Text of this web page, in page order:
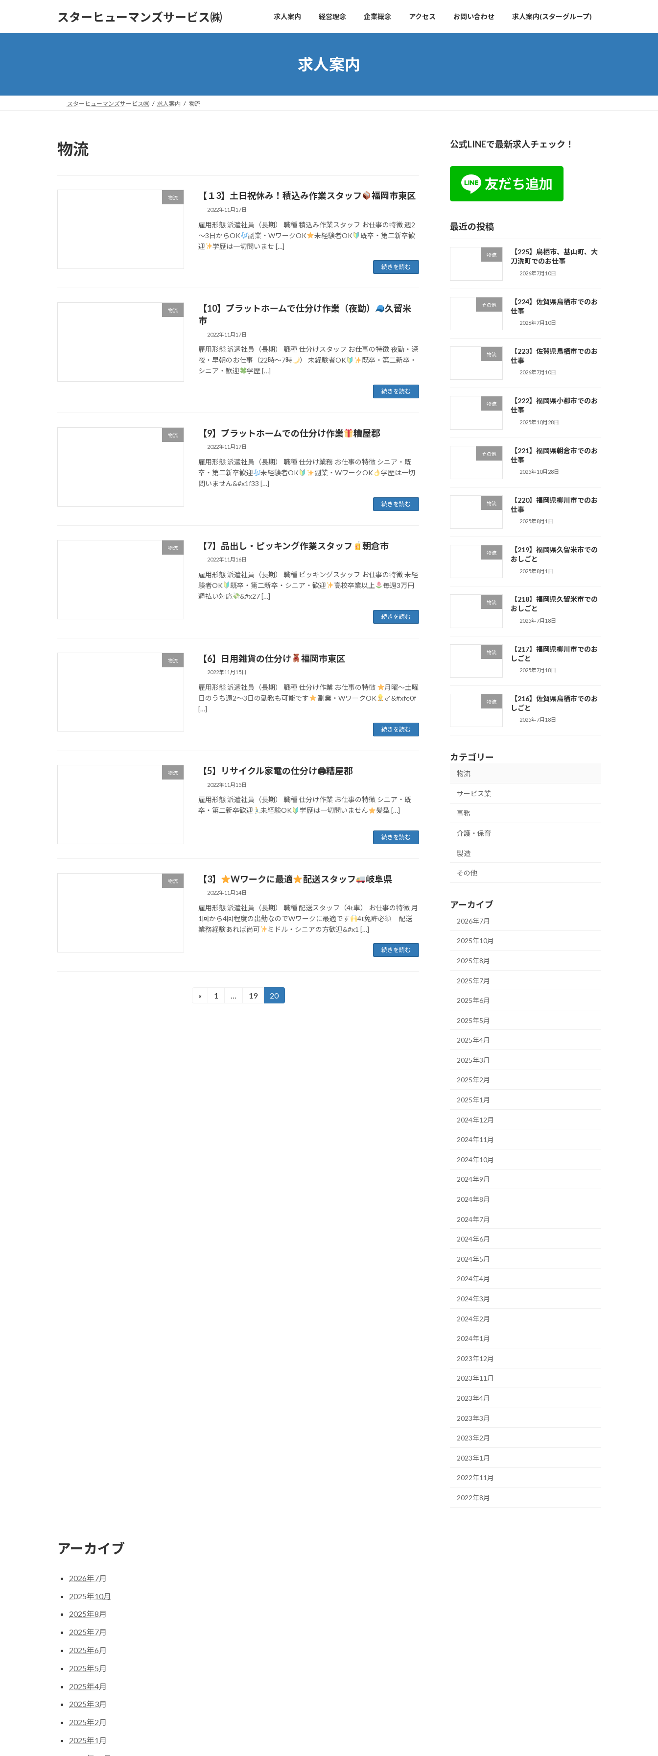
スターヒューマンズサービス㈱ 求人案内 経営理念 企業概念 アクセス お問い合わせ 求人案内(スターグループ)
求人案内
スターヒューマンズサービス㈱ 求人案内 物流
物流
物流 【１3】土日祝休み！積込み作業スタッフ 福岡市東区
2022年11月17日
雇用形態 派遣社員（長期） 職種 積込み作業スタッフ お仕事の特徴 週2
～3日からOK
副業・WワークOK 未経験者OK
既卒・第二新卒歓
迎
学歴は一切問いませ […]
続きを読む
物流 【10】プラットホームで仕分け作業（夜勤）
久留米
市
2022年11月17日
雇用形態 派遣社員（長期） 職種 仕分けスタッフ お仕事の特徴 夜勤・深
夜・早朝のお仕事（22時～7時
） 未経験者OK
既卒・第二新卒・
シニア・歓迎
学歴 […]
続きを読む
物流 【9】プラットホームでの仕分け作業 糟屋郡
2022年11月17日
雇用形態 派遣社員（長期） 職種 仕分け業務 お仕事の特徴 シニア・既
卒・第二新卒歓迎
未経験者OK 副業・WワークOK
学歴は一切
問いません&#x1f33 […]
続きを読む
物流 【7】品出し・ピッキング作業スタッフ 朝倉市
2022年11月16日
雇用形態 派遣社員（長期） 職種 ピッキングスタッフ お仕事の特徴 未経
験者OK
既卒・第二新卒・シニア・歓迎 高校卒業以上
毎週3万円
週払い対応
&#x27 […]
続きを読む
物流 【6】日用雑貨の仕分け 福岡市東区
2022年11月15日
雇用形態 派遣社員（長期） 職種 仕分け作業 お仕事の特徴
月曜～土曜
日のうち週2～3日の勤務も可能です
副業・WワークOK
‍♂&#xfe0f
[…]
続きを読む
物流 【5】リサイクル家電の仕分け🖨糟屋郡
2022年11月15日
雇用形態 派遣社員（長期） 職種 仕分け作業 お仕事の特徴 シニア・既
卒・第二新卒歓迎
未経験OK 学歴は一切問いません 髪型 […]
続きを読む
物流 【3】 Wワークに最適 配送スタッフ 岐阜県
2022年11月14日
雇用形態 派遣社員（長期） 職種 配送スタッフ（4t車） お仕事の特徴 月
1回から4回程度の出勤なのでWワークに最適です
4t免許必須 配送
業務経験あれば尚可
ミドル・シニアの方歓迎&#x1 […]
続きを読む
«
固
1
固
19
固
20
公式LINEで最新求人チェック！
最近の投稿
物流
【225】鳥栖市、基山町、大
刀洗町でのお仕事
2026年7月10日
その他
【224】佐賀県鳥栖市でのお
仕事
2026年7月10日
物流
【223】佐賀県鳥栖市でのお
仕事
2026年7月10日
物流
【222】福岡県小郡市でのお
仕事
2025年10月28日
その他
【221】福岡県朝倉市でのお
仕事
2025年10月28日
物流
【220】福岡県柳川市でのお
仕事
2025年8月1日
物流
【219】福岡県久留米市での
おしごと
2025年8月1日
物流
【218】福岡県久留米市での
おしごと
2025年7月18日
物流
【217】福岡県柳川市でのお
しごと
2025年7月18日
物流
【216】佐賀県鳥栖市でのお
しごと
2025年7月18日
カテゴリー
物流
サービス業
事務
介護・保育
製造
その他
アーカイブ
2026年7月
2025年10月
2025年8月
2025年7月
2025年6月
2025年5月
2025年4月
2025年3月
2025年2月
2025年1月
2024年12月
2024年11月
2024年10月
2024年9月
2024年8月
2024年7月
2024年6月
2024年5月
2024年4月
2024年3月
2024年2月
2024年1月
2023年12月
2023年11月
2023年4月
2023年3月
2023年2月
2023年1月
2022年11月
2022年8月
アーカイブ
2026年7月
2025年10月
2025年8月
2025年7月
2025年6月
2025年5月
2025年4月
2025年3月
2025年2月
2025年1月